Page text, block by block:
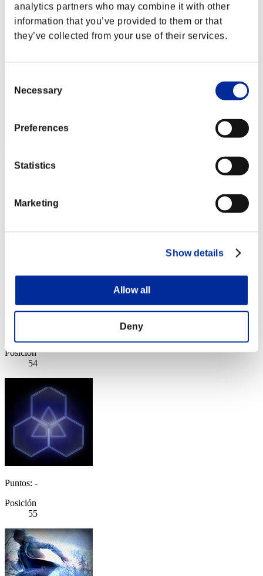
analytics partners who may combine it with other
information that you’ve provided to them or that
they’ve collected from your use of their services.
Selection
Necessary
Preferences
Statistics
Marketing
Show details
Allow all
Deny
Puntos:Lv:1/09'02"47
Posición
52
MINAMOTO-RS
Posición
Posición
54
Puntos: -
Posición
55